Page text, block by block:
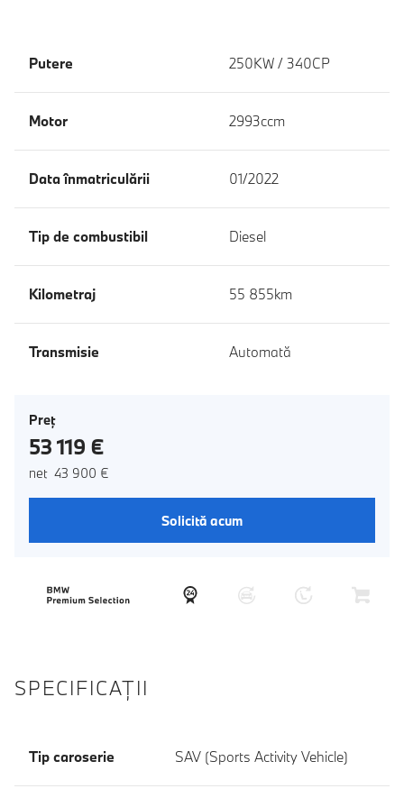
Putere 250KW / 340CP
Motor 2993ccm
Data înmatriculării 01/2022
Tip de combustibil Diesel
Kilometraj 55 855km
Transmisie Automată
Preţ
53 119 €
net 43 900 €
Solicită acum
SPECIFICAŢII
Tip caroserie SAV (Sports Activity Vehicle)